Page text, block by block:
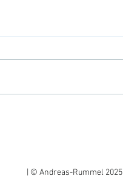
| © Andreas-Rummel 2025|